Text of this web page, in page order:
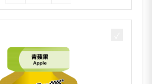
達
人
能
量
果